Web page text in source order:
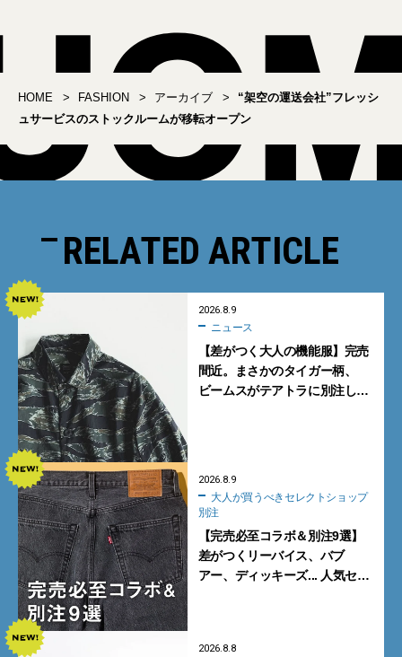
HOME FASHION アーカイブ
“架空の運送会社”フレッシ
ュサービスのストックルームが移転オープン
RELATED ARTICLE
2026.8.9
ニュース
【差がつく大人の機能服】完売
間近。まさかのタイガー柄、
ビームスがテアトラに別注した
2026.8.9
別注
【完売必至コラボ＆別注9選】
差がつくリーバイス、バブ
アー、ディッキーズ... 人気セレ
2026.8.8